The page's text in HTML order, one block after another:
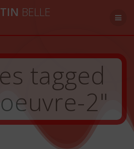
au
BELLE
tagged
2"